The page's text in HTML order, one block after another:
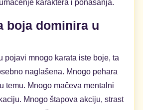
karaktera i ponašanja.
boja dominira u
pojavi mnogo karata iste boje, ta
naglašena. Mnogo pehara
temu. Mnogo mačeva mentalni
Mnogo štapova akciju, strast